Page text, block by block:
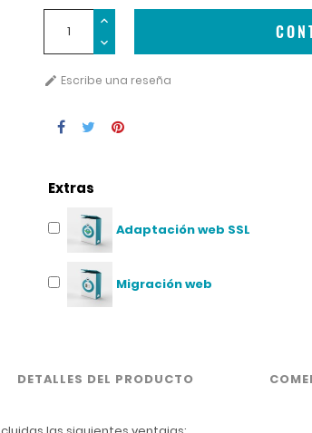
 Escribe una reseña
Extras
Adaptación web SSL
Migración web
DETALLES DEL PRODUCTO